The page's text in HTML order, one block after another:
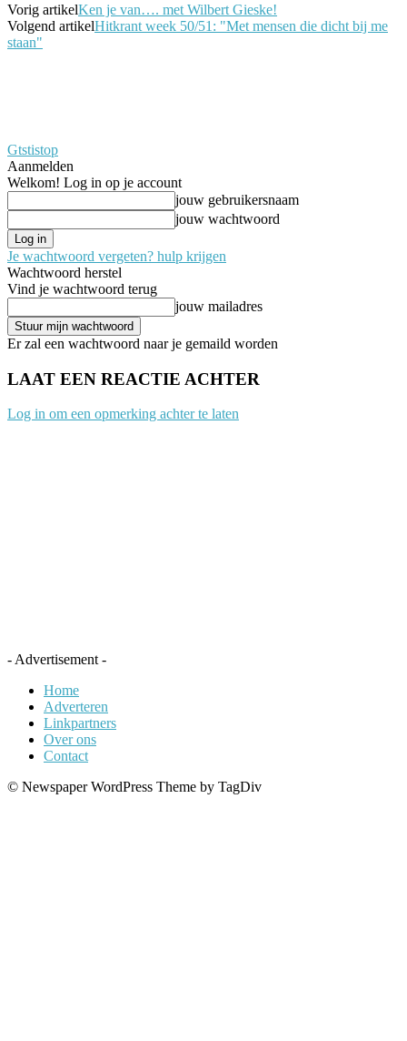
Vorig artikelKen je van…. met Wilbert Gieske!
Volgend artikelHitkrant week 50/51: "Met mensen die dicht bij me
staan"
Gtstistop
Aanmelden
Welkom! Log in op je account
jouw gebruikersnaam
jouw wachtwoord
Je wachtwoord vergeten? hulp krijgen
Wachtwoord herstel
Vind je wachtwoord terug
jouw mailadres
Er zal een wachtwoord naar je gemaild worden
LAAT EEN REACTIE ACHTER
Log in om een opmerking achter te laten
- Advertisement -
Home
Adverteren
Linkpartners
Over ons
Contact
© Newspaper WordPress Theme by TagDiv